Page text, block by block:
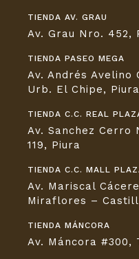
TIENDA AV. GRAU
Av. Grau Nro. 452,
TIENDA PASEO MEGA
Av. Andrés Avelino
Urb. El Chipe, Piura
TIENDA C.C. REAL
Av. Sanchez
119, Piura
TIENDA C.C. MALL
Av. Mariscal
Miraflores –
TIENDA MÁNCORA
Av. Máncora #300,